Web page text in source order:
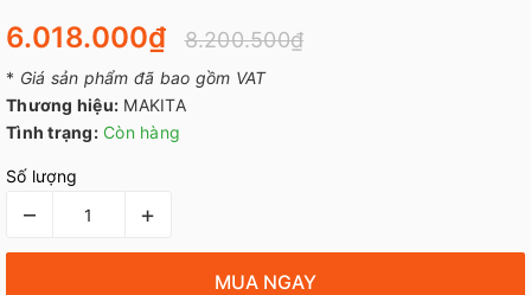
6.018.000₫ 8.200.500₫
* Giá sản phẩm đã bao gồm VAT
Thương hiệu: MAKITA
Tình trạng: Còn hàng
Số lượng
– +
MUA NGAY